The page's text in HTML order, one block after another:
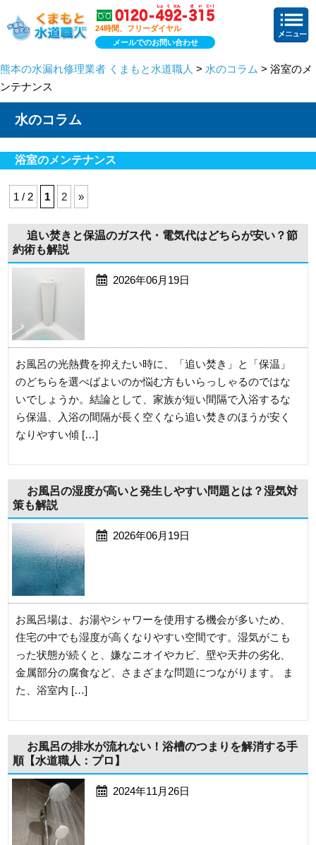
24時間、フリーダイヤル
メールでのお問い合わせ
熊本の水漏れ修理業者 くまもと水道職人 > 水のコラム > 浴室のメ
ンテナンス
水のコラム
浴室のメンテナンス
1 / 2 1 2 »
追い焚きと保温のガス代・電気代はどちらが安い？節
約術も解説
2026年06月19日
お風呂の光熱費を抑えたい時に、「追い焚き」と「保温」
のどちらを選べばよいのか悩む方もいらっしゃるのではな
いでしょうか。結論として、家族が短い間隔で入浴するな
ら保温、入浴の間隔が長く空くなら追い焚きのほうが安く
なりやすい傾 […]
お風呂の湿度が高いと発生しやすい問題とは？湿気対
策も解説
2026年06月19日
お風呂場は、お湯やシャワーを使用する機会が多いため、
住宅の中でも湿度が高くなりやすい空間です。湿気がこも
った状態が続くと、嫌なニオイやカビ、壁や天井の劣化、
金属部分の腐食など、さまざまな問題につながります。 ま
た、浴室内 […]
お風呂の排水が流れない！浴槽のつまりを解消する手
順【水道職人：プロ】
2024年11月26日